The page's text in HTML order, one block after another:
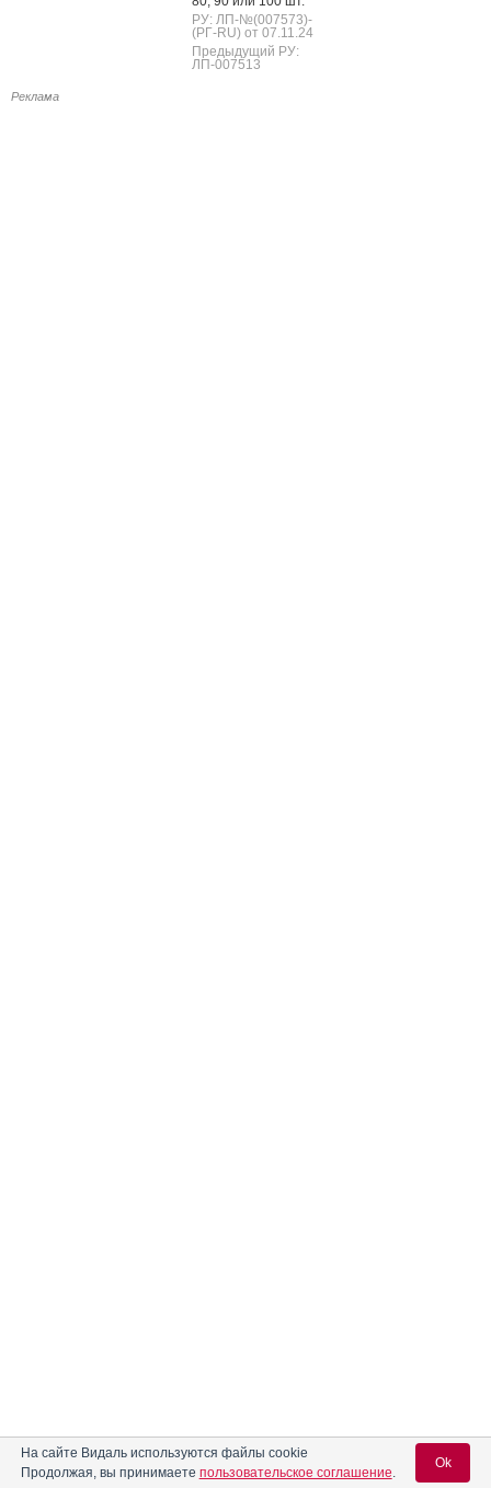
РУ: ЛП-№(007573)-
(РГ-RU) от 07.11.24
Предыдущий РУ:
ЛП-007513
Реклама
На сайте Видаль используются файлы cookie
Продолжая, вы принимаете пользовательское соглашение.
Ok